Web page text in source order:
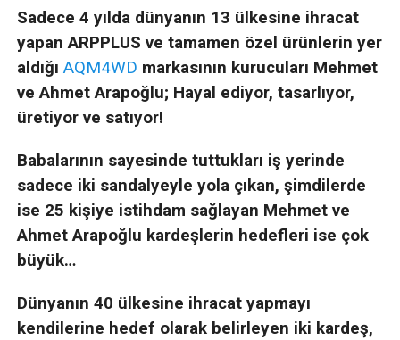
Sadece 4 yılda dünyanın 13 ülkesine ihracat
yapan ARPPLUS ve tamamen özel ürünlerin yer
aldığı AQM4WD markasının kurucuları Mehmet
ve Ahmet Arapoğlu; Hayal ediyor, tasarlıyor,
üretiyor ve satıyor!
Babalarının sayesinde tuttukları iş yerinde
sadece iki sandalyeyle yola çıkan, şimdilerde
ise 25 kişiye istihdam sağlayan Mehmet ve
Ahmet Arapoğlu kardeşlerin hedefleri ise çok
büyük…
Dünyanın 40 ülkesine ihracat yapmayı
kendilerine hedef olarak belirleyen iki kardeş,